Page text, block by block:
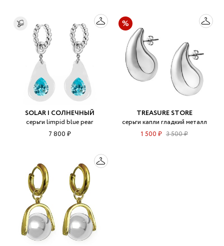
SOLAR | СОЛНЕЧНЫЙ
серьги limpid blue pear
7 800 ₽
TREASURE STORE
серьги капли гладкий металл
1 500 ₽ 3 500 ₽